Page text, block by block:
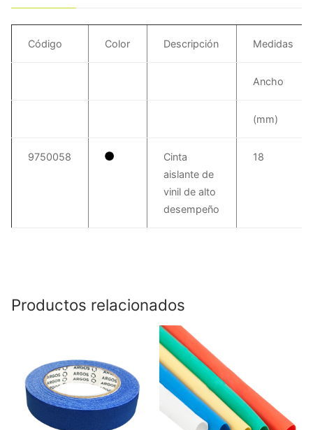
Código Color Descripción Medidas
Ancho
(mm)
9750058
Cinta
aislante de
vinil de alto
desempeño
18
Productos relacionados